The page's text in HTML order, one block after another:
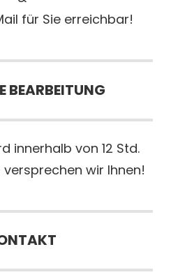
für Sie erreichbar!
BEARBEITUNG
innerhalb von 12 Std.
wir Ihnen!